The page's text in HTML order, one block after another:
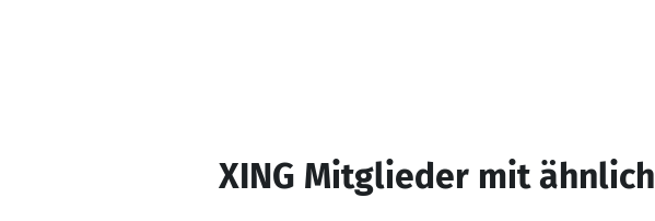
XING Mitglieder mit